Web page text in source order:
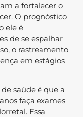
a fortalecer o
O prognóstico
ele é
de se espalhar
o rastreamento
em estágios
saúde é que a
faça exames
Essa